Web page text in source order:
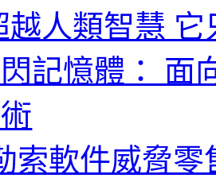
人類智慧
記憶體： 面
索軟件威脅